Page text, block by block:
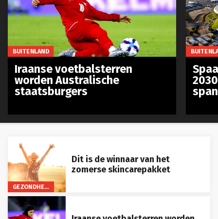
GEZONDHEID
Dit is de winnaar van het
zomerse skincarepakket
Iraanse voetbalsterren worden
BUITENLAND
Iraanse voetbalsterren
worden Australische
staatsburgers